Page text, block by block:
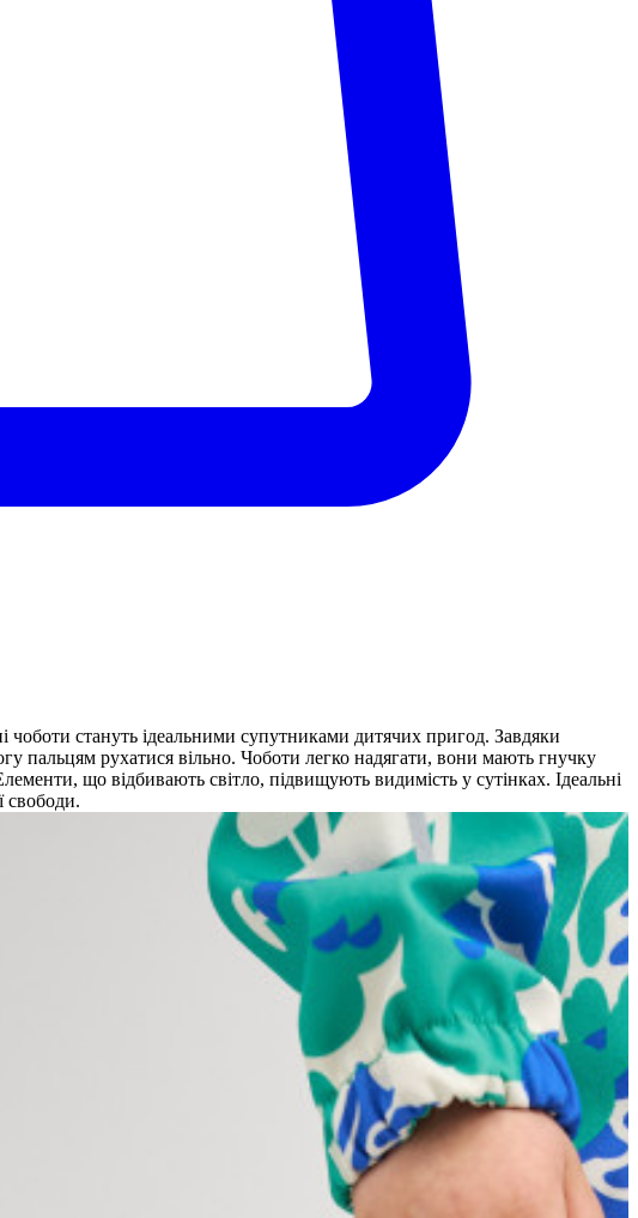
чоботи стануть ідеальними супутниками дитячих пригод. Завдяки
рухатися вільно. Чоботи легко надягати, вони мають гнучку
що відбивають світло, підвищують видимість у сутінках. Ідеальні
свободи.